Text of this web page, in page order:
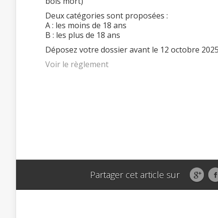
Deux catégories sont proposées :
A : les moins de 18 ans
B : les plus de 18 ans
Déposez votre dossier avant le 12 octobre
Voir le règlement
Partager cet article sur